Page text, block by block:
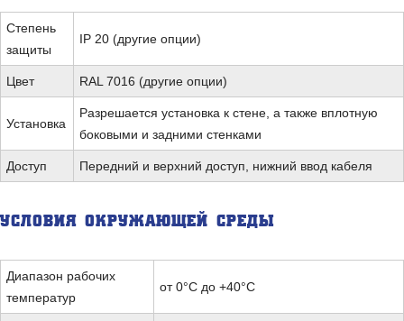
Степень
защиты
IP 20 (другие опции)
Цвет RAL 7016 (другие опции)
Установка
Разрешается установка к стене, а также вплотную
боковыми и задними стенками
Доступ Передний и верхний доступ, нижний ввод кабеля
УСЛОВИЯ ОКРУЖАЮЩЕЙ СРЕДЫ
Диапазон рабочих
температур
от 0°C до +40°C